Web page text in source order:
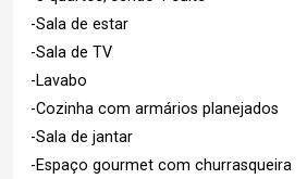
-Sala de estar
-Sala de TV
-Lavabo
-Cozinha com armários planejados
-Sala de jantar
-Espaço gourmet com churrasqueira